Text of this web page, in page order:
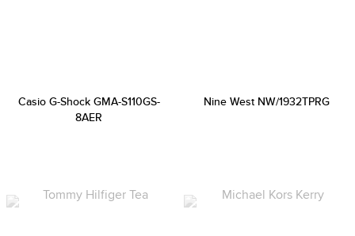
Casio G-Shock GMA-S110GS-
8AER
Nine West NW/1932TPRG